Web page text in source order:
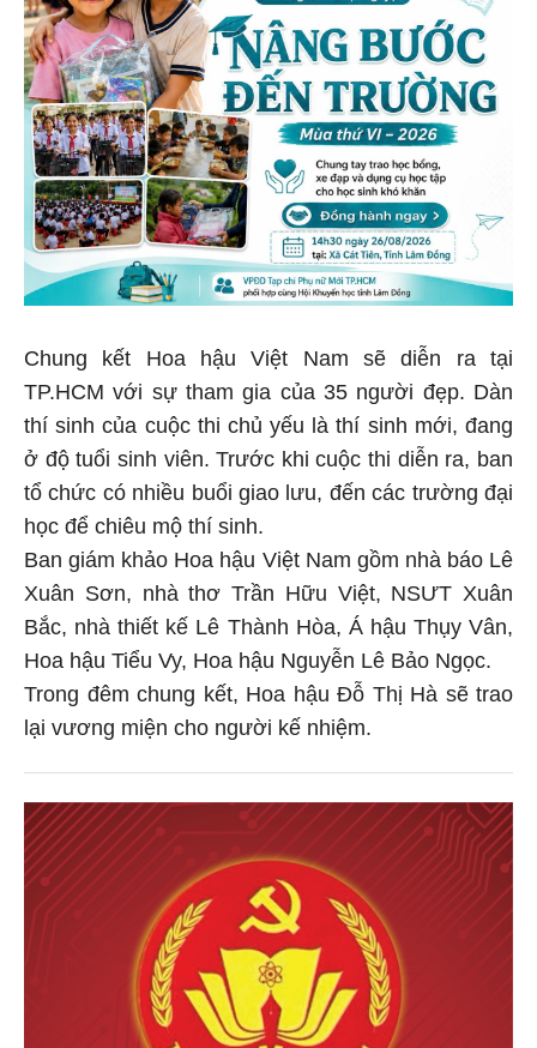
Chung kết Hoa hậu Việt Nam sẽ diễn ra tại
TP.HCM với sự tham gia của 35 người đẹp. Dàn
thí sinh của cuộc thi chủ yếu là thí sinh mới, đang
ở độ tuổi sinh viên. Trước khi cuộc thi diễn ra, ban
tổ chức có nhiều buổi giao lưu, đến các trường đại
học để chiêu mộ thí sinh.
Ban giám khảo Hoa hậu Việt Nam gồm nhà báo Lê
Xuân Sơn, nhà thơ Trần Hữu Việt, NSƯT Xuân
Bắc, nhà thiết kế Lê Thành Hòa, Á hậu Thụy Vân,
Hoa hậu Tiểu Vy, Hoa hậu Nguyễn Lê Bảo Ngọc.
Trong đêm chung kết, Hoa hậu Đỗ Thị Hà sẽ trao
lại vương miện cho người kế nhiệm.